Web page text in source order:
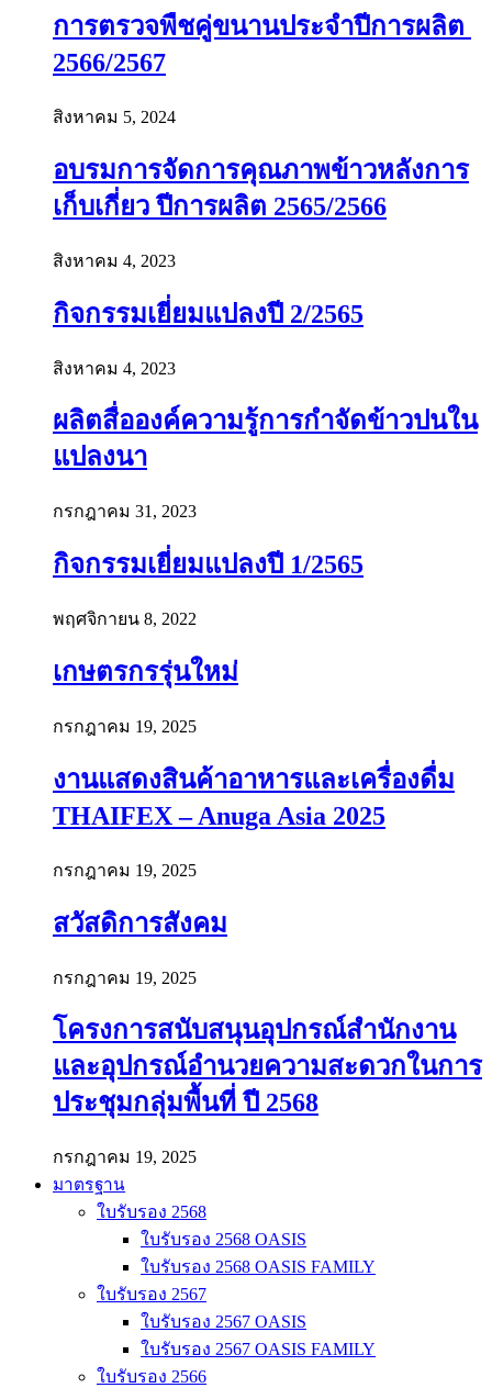
การตรวจพืชคู่ขนานประจำปีการผลิต
2566/2567
สิงหาคม 5, 2024
อบรมการจัดการคุณภาพข้าวหลังการ
เก็บเกี่ยว ปีการผลิต 2565/2566
สิงหาคม 4, 2023
กิจกรรมเยี่ยมแปลงปี 2/2565
สิงหาคม 4, 2023
ผลิตสื่อองค์ความรู้การกำจัดข้าวปนใน
แปลงนา
กรกฎาคม 31, 2023
กิจกรรมเยี่ยมแปลงปี 1/2565
พฤศจิกายน 8, 2022
เกษตรกรรุ่นใหม่
กรกฎาคม 19, 2025
งานแสดงสินค้าอาหารและเครื่องดื่ม
THAIFEX – Anuga Asia 2025
กรกฎาคม 19, 2025
สวัสดิการสังคม
กรกฎาคม 19, 2025
โครงการสนับสนุนอุปกรณ์สำนักงาน
และอุปกรณ์อำนวยความสะดวกในการ
ประชุมกลุ่มพื้นที่ ปี 2568
กรกฎาคม 19, 2025
มาตรฐาน
ใบรับรอง 2568
ใบรับรอง 2568 OASIS
ใบรับรอง 2568 OASIS FAMILY
ใบรับรอง 2567
ใบรับรอง 2567 OASIS
ใบรับรอง 2567 OASIS FAMILY
ใบรับรอง 2566